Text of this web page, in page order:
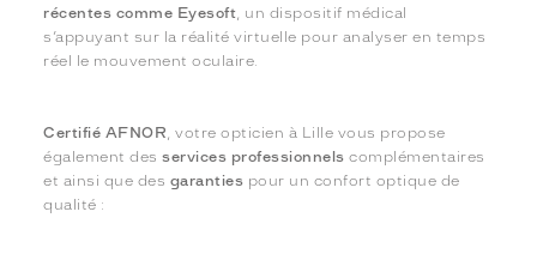
récentes comme Eyesoft, un dispositif médical
s’appuyant sur la réalité virtuelle pour analyser en temps
réel le mouvement oculaire.
Certifié AFNOR, votre opticien à Lille vous propose
également desservices professionnels complémentaires
et ainsi que des garanties pour un confort optique de
qualité :